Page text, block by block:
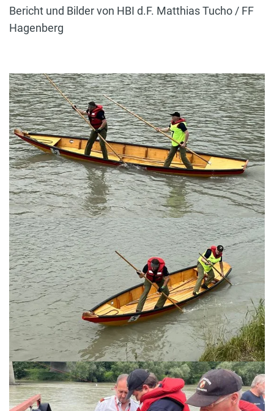
Bericht und Bilder von HBI d.F. Matthias Tucho / FF
Hagenberg